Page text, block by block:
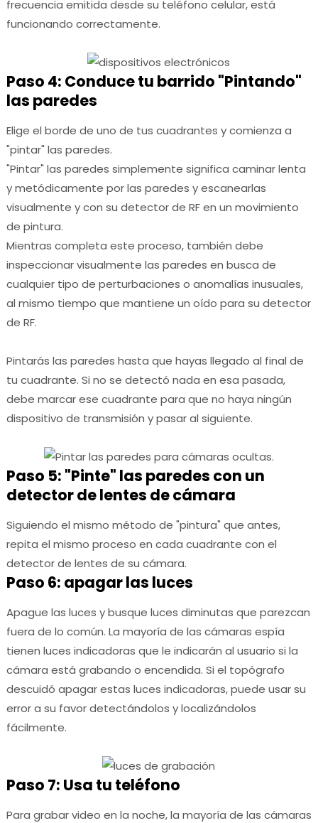
frecuencia emitida desde su teléfono celular, está
funcionando correctamente.
Paso 4: Conduce tu barrido "Pintando"
las paredes
Elige el borde de uno de tus cuadrantes y comienza a
"pintar" las paredes.
"Pintar" las paredes simplemente significa caminar lenta
y metódicamente por las paredes y escanearlas
visualmente y con su detector de RF en un movimiento
de pintura.
Mientras completa este proceso, también debe
inspeccionar visualmente las paredes en busca de
cualquier tipo de perturbaciones o anomalías inusuales,
al mismo tiempo que mantiene un oído para su detector
de RF.
Pintarás las paredes hasta que hayas llegado al final de
tu cuadrante. Si no se detectó nada en esa pasada,
debe marcar ese cuadrante para que no haya ningún
dispositivo de transmisión y pasar al siguiente.
Paso 5: "Pinte" las paredes con un
detector de lentes de cámara
Siguiendo el mismo método de "pintura" que antes,
repita el mismo proceso en cada cuadrante con el
detector de lentes de su cámara.
Paso 6: apagar las luces
Apague las luces y busque luces diminutas que parezcan
fuera de lo común. La mayoría de las cámaras espía
tienen luces indicadoras que le indicarán al usuario si la
cámara está grabando o encendida. Si el topógrafo
descuidó apagar estas luces indicadoras, puede usar su
error a su favor detectándolos y localizándolos
fácilmente.
Paso 7: Usa tu teléfono
Para grabar video en la noche, la mayoría de las cámaras